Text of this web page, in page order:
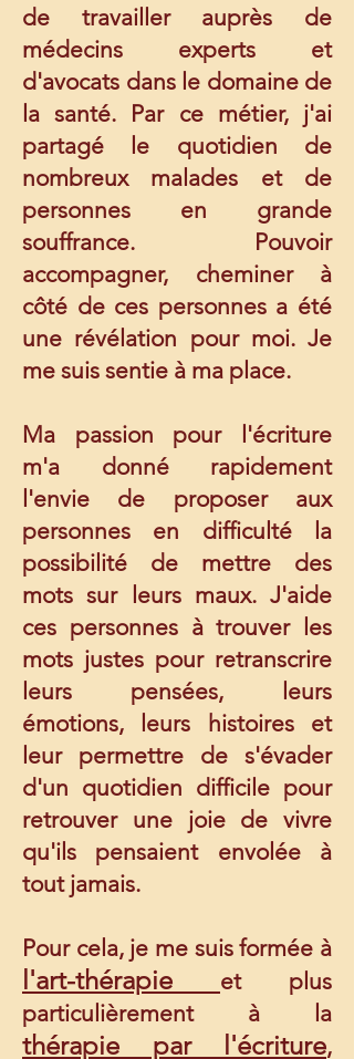
de travailler auprès de
médecins experts et
d'avocats dans le domaine de
la santé. Par ce métier, j'ai
partagé le quotidien de
nombreux malades et de
personnes en grande
souffrance. Pouvoir
accompagner, cheminer à
côté de ces personnes a été
une révélation pour moi. Je
me suis sentie à ma place.
Ma passion pour l'écriture
m'a donné rapidement
l'envie de proposer aux
personnes en difficulté la
possibilité de mettre des
mots sur leurs maux. J'aide
ces personnes à trouver les
mots justes pour retranscrire
leurs pensées, leurs
émotions, leurs histoires et
leur permettre de s'évader
d'un quotidien difficile pour
retrouver une joie de vivre
qu'ils pensaient envolée à
tout jamais.
Pour cela, je me suis formée à
l'art-thérapie
et plus
particulièrement à la
thérapie par l'écriture,